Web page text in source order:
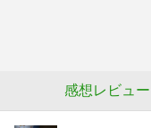
感想レビュー